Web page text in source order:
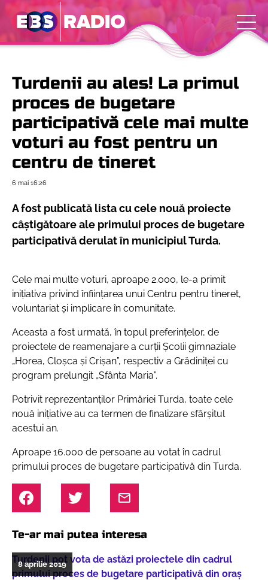
Turdenii au ales! La primul
proces de bugetare
participativă cele mai multe
voturi au fost pentru un
centru de tineret
6 mai 16:26
A fost publicată lista cu cele nouă proiecte
câștigătoare ale primului proces de bugetare
participativă derulat în municipiul Turda.
Cele mai multe voturi, aproape 2.000, le-a primit
inițiativa privind înființarea unui Centru pentru tineret,
voluntariat și implicare în comunitate.
Aceasta a fost urmată, în topul preferințelor, de
proiectele de reamenajare a curții Școlii gimnaziale
„Horea, Cloșca și Crișan”, respectiv a Grădiniței cu
program prelungit „Sfânta Maria”.
Potrivit reprezentanților Primăriei Turda, toate cele
nouă inițiative au ca termen de finalizare sfârșitul
acestui an.
Aproape 16.000 de persoane au votat în cadrul
primului proces de bugetare participativă din Turda.
Te-ar mai putea interesa
Turdenii pot vota de astăzi proiectele din cadrul
primului proces de bugetare participativă din oraș
8 aprilie 2019